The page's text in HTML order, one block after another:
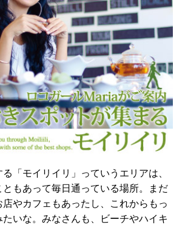
「モイリイリ」っていうエリアは、
もあって毎日通っている場所。まだ
やカフェもあったし、これからもっ
いな。みなさんも、ビーチやハイキ